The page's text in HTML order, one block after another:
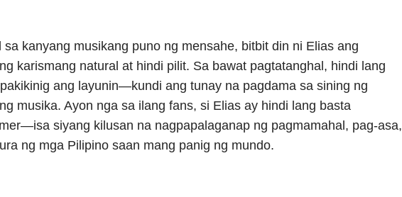
sa kanyang musikang puno ng mensahe, bitbit din ni Elias ang
karismang natural at hindi pilit. Sa bawat pagtatanghal, hindi lang
ang layunin—kundi ang tunay na pagdama sa sining ng
musika. Ayon nga sa ilang fans, si Elias ay hindi lang basta
siyang kilusan na nagpapalaganap ng pagmamahal, pag-asa,
ng mga Pilipino saan mang panig ng mundo.